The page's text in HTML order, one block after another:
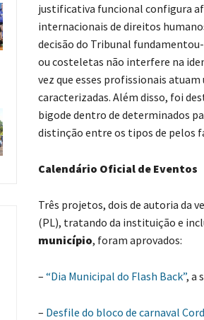
justificativa funcional configura
internacionais de direitos
decisão do Tribunal
ou costeletas não interfere na
vez que esses profissionais
caracterizadas. Além disso, foi
bigode dentro de determinados
distinção entre os tipos de pelos
Calendário Oficial de Eventos
Três projetos, dois de autoria da
(PL), tratando da instituição e
município, foram aprovados:
– “Dia Municipal do Flash Back”, a
– Desfile do bloco de carnaval